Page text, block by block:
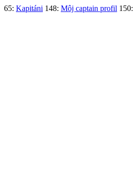
65: Kapitáni 148: Môj captain profil 150: